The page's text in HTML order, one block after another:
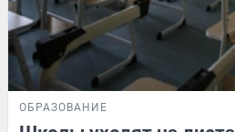
ОБРАЗОВАНИЕ